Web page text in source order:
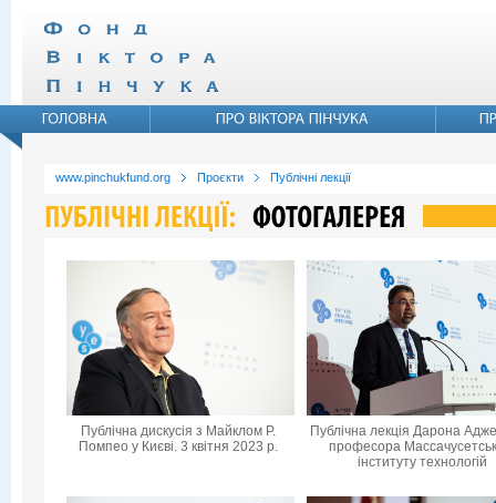
www.pinchukfund.org Проєкти Публічні лекції
Публічна дискусія з Майклом Р.
Помпео у Києві. 3 квітня 2023 р.
Публічна лекція Дарона
професора
інституту технологій